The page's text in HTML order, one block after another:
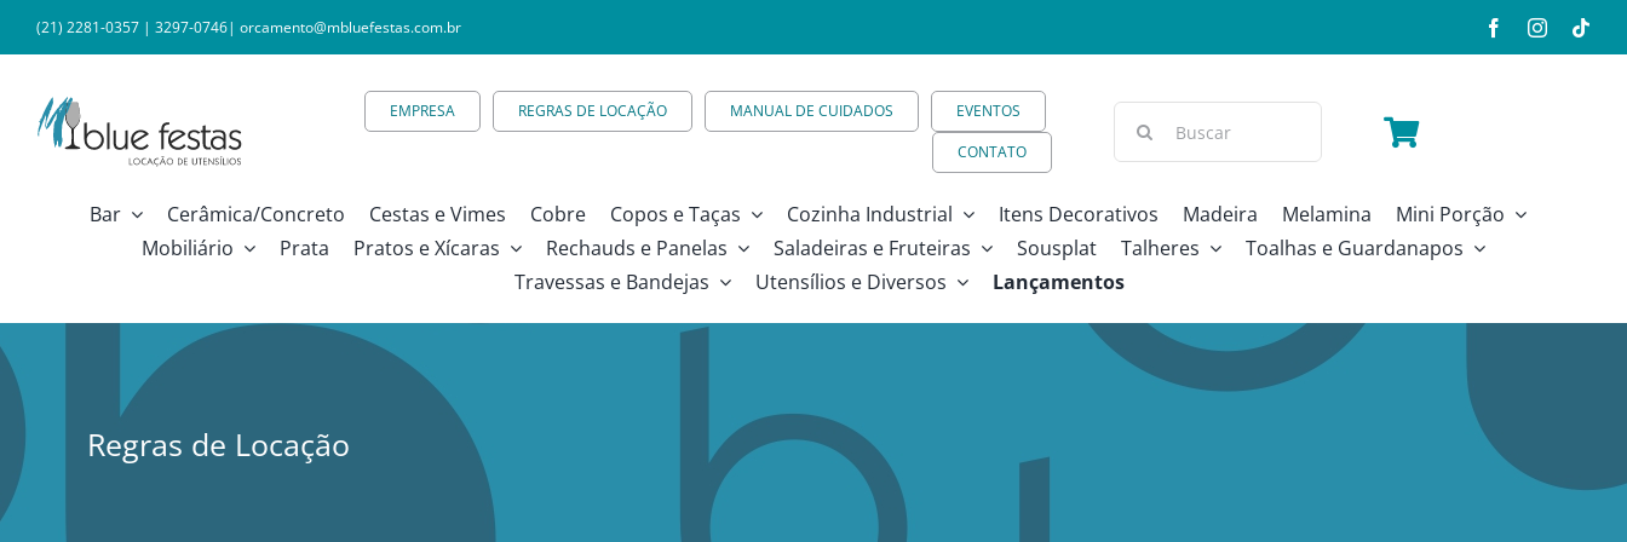
para
conteúdo
(21) 2281-0357| 3297-0746| orcamento@mbluefestas.com.br
EMPRESA REGRAS DE LOCAÇÃO MANUAL DE CUIDADOS
EVENTOS
CONTATO
Bar
Cerâmica/Concreto Cestas e Vimes Cobre Copos e Taças Cozinha Industrial Itens Decorativos Madeira Melamina
Mini Porção
Mobiliário
Prata Pratos e Xícaras Rechauds e Panelas Saladeiras e Fruteiras Sousplat Talheres
Toalhas e Guardanapos
Travessas e Bandejas
Utensílios e Diversos Lançamentos
Regras de Locação